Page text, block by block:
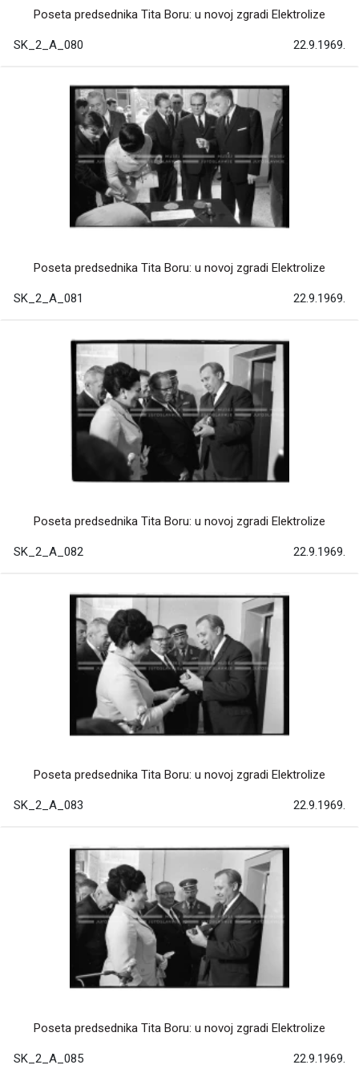
Poseta predsednika Tita Boru: u novoj zgradi Elektrolize
SK_2_A_080 22.9.1969.
Poseta predsednika Tita Boru: u novoj zgradi Elektrolize
SK_2_A_081 22.9.1969.
Poseta predsednika Tita Boru: u novoj zgradi Elektrolize
SK_2_A_082 22.9.1969.
Poseta predsednika Tita Boru: u novoj zgradi Elektrolize
SK_2_A_083 22.9.1969.
Poseta predsednika Tita Boru: u novoj zgradi Elektrolize
SK_2_A_085 22.9.1969.